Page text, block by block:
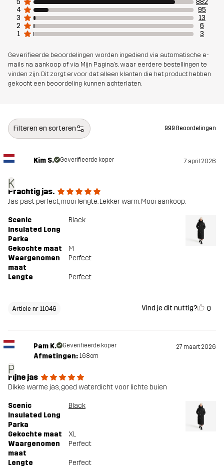
4
95
3
13
2
6
1
3
Geverifieerde beoordelingen worden ingediend via automatische e-
mails na aankoop of via Mijn Pagina's, waar eerdere bestellingen te
vinden zijn. Dit zorgt ervoor dat alleen klanten die het product hebben
gekocht een beoordeling kunnen achterlaten.
Filteren en sorteren 999 Beoordelingen
K
Kim S. Geverifieerde koper 7 april 2026
Prachtig jas.
Jas past perfect, mooi lengte. Lekker warm. Mooi aankoop.
Scenic
Insulated Long
Parka
Black
Gekochte maat
M
Waargenomen
maat
Perfect
Lengte Perfect
Article nr 11046 Vind je dit nuttig? 0
P
Pam K. Geverifieerde koper 27 maart 2026
Afmetingen: 168cm
Fijne jas
Dikke warme jas, goed waterdicht voor lichte buien
Scenic
Insulated Long
Parka
Black
Gekochte maat
XL
Waargenomen
maat
Perfect
Lengte Perfect